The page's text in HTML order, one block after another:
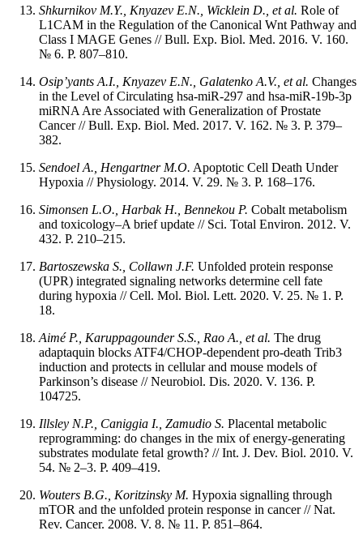
Shkurnikov M.Y., Knyazev E.N., Wicklein D., et al. Role of
L1CAM in the Regulation of the Canonical Wnt Pathway and
Class I MAGE Genes // Bull. Exp. Biol. Med. 2016. V. 160.
№ 6. P. 807–810.
Osip’yants A.I., Knyazev E.N., Galatenko A.V., et al. Changes
in the Level of Circulating hsa-miR-297 and hsa-miR-19b-3p
miRNA Are Associated with Generalization of Prostate
Cancer // Bull. Exp. Biol. Med. 2017. V. 162. № 3. P. 379–
382.
Sendoel A., Hengartner M.O. Apoptotic Cell Death Under
Hypoxia // Physiology. 2014. V. 29. № 3. P. 168–176.
Simonsen L.O., Harbak H., Bennekou P. Cobalt metabolism
and toxicology–A brief update // Sci. Total Environ. 2012. V.
432. P. 210–215.
Bartoszewska S., Collawn J.F. Unfolded protein response
(UPR) integrated signaling networks determine cell fate
during hypoxia // Cell. Mol. Biol. Lett. 2020. V. 25. № 1. P.
18.
Aimé P., Karuppagounder S.S., Rao A., et al. The drug
adaptaquin blocks ATF4/CHOP-dependent pro-death Trib3
induction and protects in cellular and mouse models of
Parkinson’s disease // Neurobiol. Dis. 2020. V. 136. P.
104725.
Illsley N.P., Caniggia I., Zamudio S. Placental metabolic
reprogramming: do changes in the mix of energy-generating
substrates modulate fetal growth? // Int. J. Dev. Biol. 2010. V.
54. № 2–3. P. 409–419.
Wouters B.G., Koritzinsky M. Hypoxia signalling through
mTOR and the unfolded protein response in cancer // Nat.
Rev. Cancer. 2008. V. 8. № 11. P. 851–864.